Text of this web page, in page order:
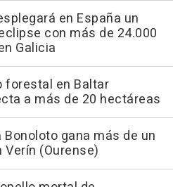
en España un
con más de 24.000
Galicia
forestal en Baltar
a más de 20 hectáreas
gana más de un
(Ourense)